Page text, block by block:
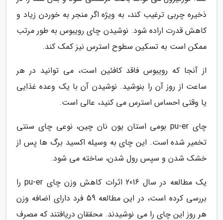
ذخیره چربی ترغیب کند، به ویژه اگر منجر به خوردن زیاد و
کاهش قدرت اراده شود. نوشیدن چای رویبوس به طور مرتب
ممکن است به تسکین سطوح استرس نیز کمک کند.
از آنجا که رویبوس فاقد کافئین است، می توانید در هر
ساعت از روز آن را بنوشید. نوشیدن آن با یک وعده غذایی
یا وقتی احساس استرس می کنید، عالی است.
چای pu-er بومی استان یون نان چین، نوعی چای سنتی
تخمیر شده است. این چای به وسیله اکسید برگ ها پس از
خشک شدن و سپس رول شدن، ساخته می شود.
یک مطالعه در سال 2016 اثرات کاهش وزن چای pu-er را
بررسی کرده است، در این مطالعه 59 فرد دارای اضافه وزن
هر روز این چای را می نوشیدند. محققان دریافتند که مصرف